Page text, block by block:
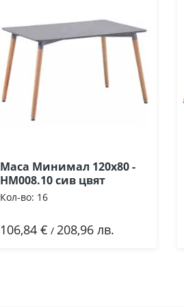
Маса Минимал 120х80 -
HM008.10 сив цвят
Кол-во: 16
106,84 € / 208,96 лв.
Добави